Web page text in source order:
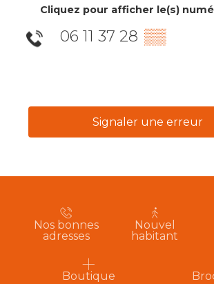
Cliquez pour afficher le(s)
06 11 37 28 ▒▒
Signaler une erreur
Nos bonnes
adresses
Nouvel
habitant
Boutique